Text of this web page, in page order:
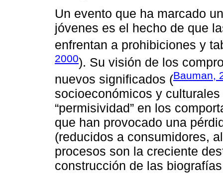
Un evento que ha marcado
jóvenes es el hecho de que
enfrentan a prohibiciones y
2000). Su visión de los
nuevos significados (Bauman,
socioeconómicos y
“permisividad” en los
que han provocado una
(reducidos a consumidores,
procesos son la creciente
construcción de las